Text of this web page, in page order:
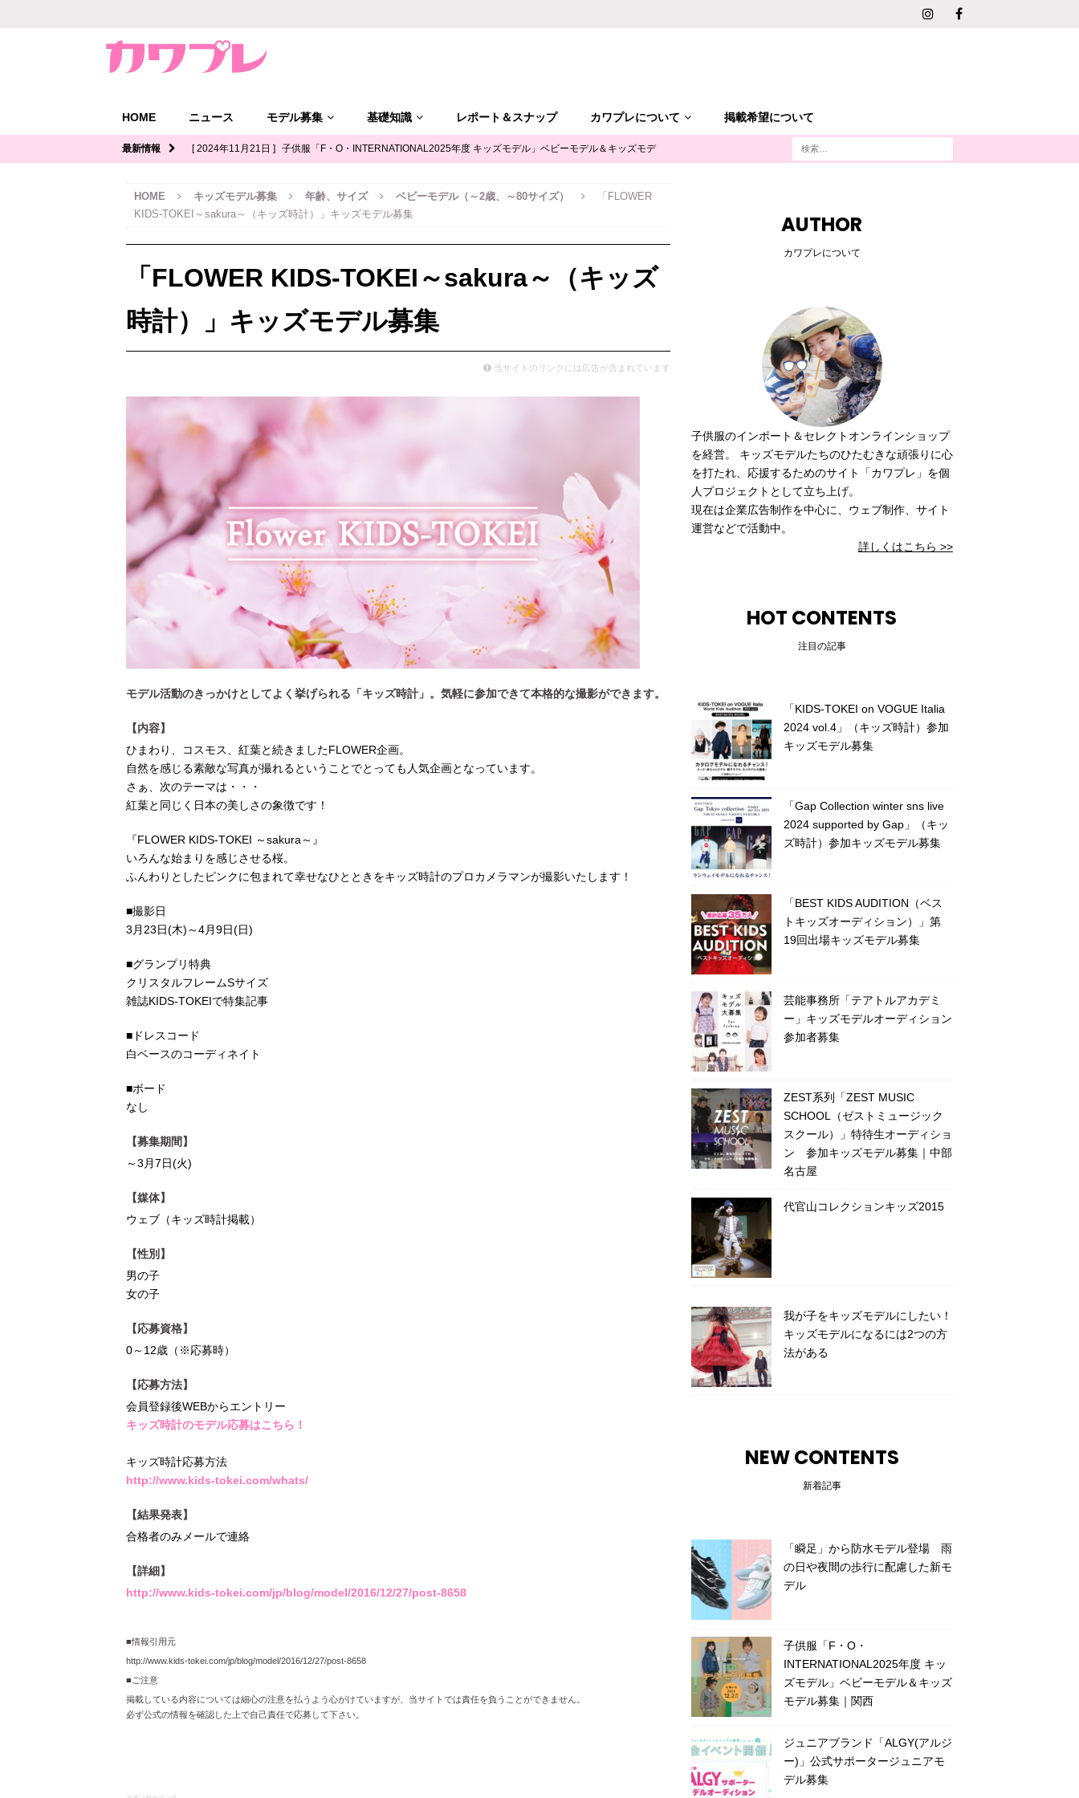
HOME ニュース モデル募集 基礎知識 レポート＆スナップ カワプレについて 掲載希望について
最新情報 [ 2024年11月21日 ] 子供服「F・O・INTERNATIONAL2025年度 キッズモデル」ベビーモデル＆キッズモデ
[ 2024年11月12日 ] ジュニアブランド「ALGY(アルジー)」公式サポータージュニアモデル募集 キッズモ
ル募集
[ 2024年11月8日 ] 「イオンモール多摩平の森」ファッションショー参加キッズモデル募集｜関東東京
「瞬足」から防水モデル登場 雨の日や夜間の歩行に配慮した新モデル ニュース
HOME キッズモデル募集 年齢、サイズ ベビーモデル（～2歳、～80サイズ）
「FLOWER
KIDS-TOKEI～sakura～（キッズ時計）」キッズモデル募集
「FLOWER KIDS-TOKEI～sakura～（キッズ
時計）」キッズモデル募集
当サイトのリンクには広告が含まれています
モデル活動のきっかけとしてよく挙げられる「キッズ時計」。気軽に参加できて本格的な撮影ができます。
【内容】
ひまわり、コスモス、紅葉と続きましたFLOWER企画。
自然を感じる素敵な写真が撮れるということでとっても人気企画となっています。
さぁ、次のテーマは・・・
紅葉と同じく日本の美しさの象徴です！
『FLOWER KIDS-TOKEI ～sakura～』
いろんな始まりを感じさせる桜。
ふんわりとしたピンクに包まれて幸せなひとときをキッズ時計のプロカメラマンが撮影いたします！
■撮影日
3月23日(木)～4月9日(日)
■グランプリ特典
クリスタルフレームSサイズ
雑誌KIDS-TOKEIで特集記事
■ドレスコード
白ベースのコーディネイト
■ボード
なし
【募集期間】
～3月7日(火)
【媒体】
ウェブ（キッズ時計掲載）
【性別】
男の子
女の子
【応募資格】
0～12歳（※応募時）
【応募方法】
会員登録後WEBからエントリー
キッズ時計のモデル応募はこちら！
キッズ時計応募方法
http://www.kids-tokei.com/whats/
【結果発表】
合格者のみメールで連絡
【詳細】
http://www.kids-tokei.com/jp/blog/model/2016/12/27/post-8658
■情報引用元
http://www.kids-tokei.com/jp/blog/model/2016/12/27/post-8658
■ご注意
掲載している内容については細心の注意を払うよう心がけていますが、当サイトでは責任を負うことができません。
必ず公式の情報を確認した上で自己責任で応募して下さい。
AUTHOR
カワプレについて
子供服のインポート＆セレクトオンラインショップ
を経営。 キッズモデルたちのひたむきな頑張りに心
を打たれ、応援するためのサイト「カワプレ」を個
人プロジェクトとして立ち上げ。
現在は企業広告制作を中心に、ウェブ制作、サイト
運営などで活動中。
詳しくはこちら >>
HOT CONTENTS
注目の記事
「KIDS-TOKEI on VOGUE Italia
2024 vol.4」（キッズ時計）参加
キッズモデル募集
「Gap Collection winter sns live
2024 supported by Gap」（キッ
ズ時計）参加キッズモデル募集
「BEST KIDS AUDITION（ベス
トキッズオーディション）」第
19回出場キッズモデル募集
芸能事務所「テアトルアカデミ
ー」キッズモデルオーディション
参加者募集
ZEST系列「ZEST MUSIC
SCHOOL（ゼストミュージック
スクール）」特待生オーディショ
ン 参加キッズモデル募集｜中部
名古屋
代官山コレクションキッズ2015
我が子をキッズモデルにしたい！
キッズモデルになるには2つの方
法がある
NEW CONTENTS
新着記事
「瞬足」から防水モデル登場 雨
の日や夜間の歩行に配慮した新モ
デル
子供服「F・O・
INTERNATIONAL2025年度 キッ
ズモデル」ベビーモデル＆キッズ
モデル募集｜関西
ジュニアブランド「ALGY(アルジ
ー)」公式サポータージュニアモ
デル募集